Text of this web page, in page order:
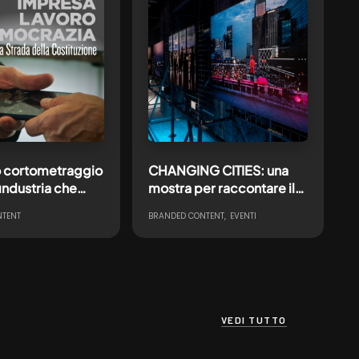
cortometraggio
che
italiana
BRANDED CONTENT EVENTI
CHANGING CITIES: una
mostra per raccontare il
riqualificazione e
VEDI TUTTO